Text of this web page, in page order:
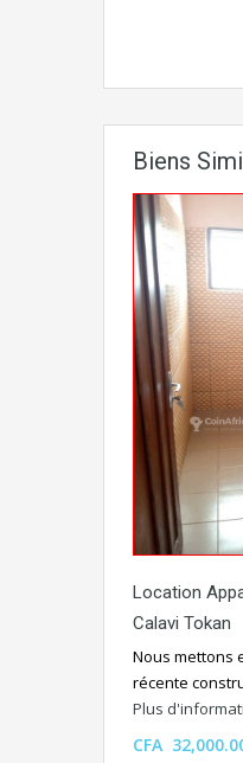
Biens
Location
Calavi Tokan
Nous mettons
récente
Plus
CFA